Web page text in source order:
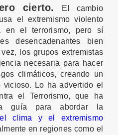
cierto.
El cambio
el extremismo violento
en el terrorismo, pero sí
desencadenantes bien
los grupos extremistas
necesaria para hacer
climáticos, creando un
vicioso. Lo ha advertido el
el Terrorismo, que ha
guía para abordar la
clima y el extremismo
en regiones como el